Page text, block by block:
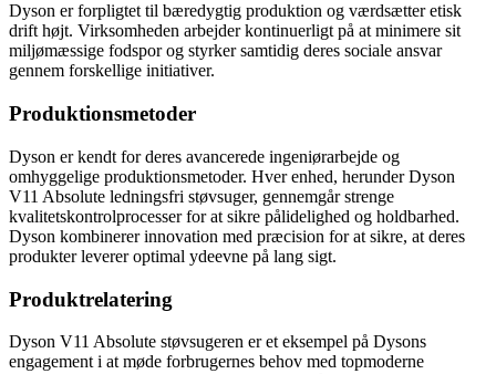
Dyson er forpligtet til bæredygtig produktion og værdsætter etisk
drift højt. Virksomheden arbejder kontinuerligt på at minimere sit
miljømæssige fodspor og styrker samtidig deres sociale ansvar
gennem forskellige initiativer.
Produktionsmetoder
Dyson er kendt for deres avancerede ingeniørarbejde og
omhyggelige produktionsmetoder. Hver enhed, herunder Dyson
V11 Absolute ledningsfri støvsuger, gennemgår strenge
kvalitetskontrolprocesser for at sikre pålidelighed og holdbarhed.
Dyson kombinerer innovation med præcision for at sikre, at deres
produkter leverer optimal ydeevne på lang sigt.
Produktrelatering
Dyson V11 Absolute støvsugeren er et eksempel på Dysons
engagement i at møde forbrugernes behov med topmoderne